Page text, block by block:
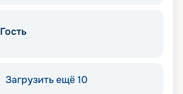
Гость
Загрузить ещё 10